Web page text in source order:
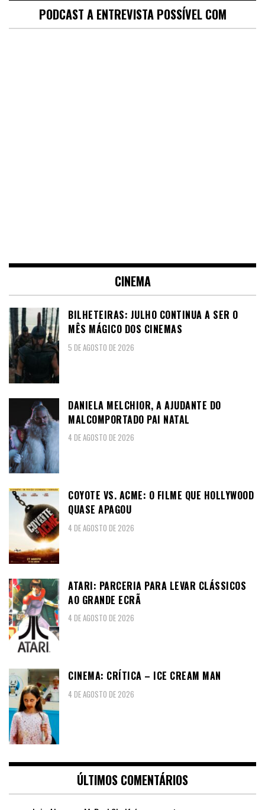
PODCAST A ENTREVISTA POSSÍVEL COM
CINEMA
BILHETEIRAS: JULHO CONTINUA A SER O
MÊS MÁGICO DOS CINEMAS
5 DE AGOSTO DE 2026
DANIELA MELCHIOR, A AJUDANTE DO
MALCOMPORTADO PAI NATAL
4 DE AGOSTO DE 2026
COYOTE VS. ACME: O FILME QUE HOLLYWOOD
QUASE APAGOU
4 DE AGOSTO DE 2026
ATARI: PARCERIA PARA LEVAR CLÁSSICOS
AO GRANDE ECRÃ
4 DE AGOSTO DE 2026
CINEMA: CRÍTICA – ICE CREAM MAN
4 DE AGOSTO DE 2026
ÚLTIMOS COMENTÁRIOS